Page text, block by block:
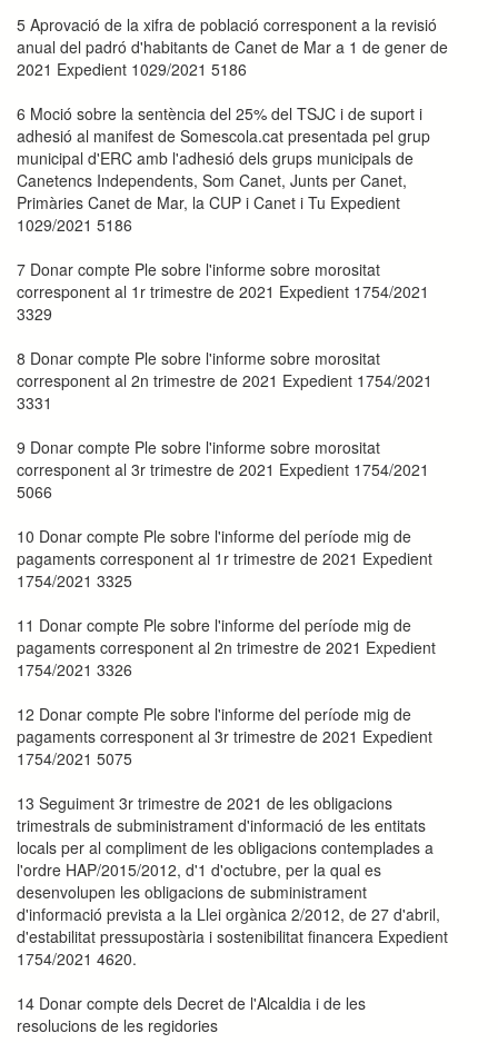
5 Aprovació de la xifra de població corresponent a la revisió
anual del padró d'habitants de Canet de Mar a 1 de gener de
2021 Expedient 1029/2021 5186
6 Moció sobre la sentència del 25% del TSJC i de suport i
adhesió al manifest de Somescola.cat presentada pel grup
municipal d'ERC amb l'adhesió dels grups municipals de
Canetencs Independents, Som Canet, Junts per Canet,
Primàries Canet de Mar, la CUP i Canet i Tu Expedient
1029/2021 5186
7 Donar compte Ple sobre l'informe sobre morositat
corresponent al 1r trimestre de 2021 Expedient 1754/2021
3329
8 Donar compte Ple sobre l'informe sobre morositat
corresponent al 2n trimestre de 2021 Expedient 1754/2021
3331
9 Donar compte Ple sobre l'informe sobre morositat
corresponent al 3r trimestre de 2021 Expedient 1754/2021
5066
10 Donar compte Ple sobre l'informe del període mig de
pagaments corresponent al 1r trimestre de 2021 Expedient
1754/2021 3325
11 Donar compte Ple sobre l'informe del període mig de
pagaments corresponent al 2n trimestre de 2021 Expedient
1754/2021 3326
12 Donar compte Ple sobre l'informe del període mig de
pagaments corresponent al 3r trimestre de 2021 Expedient
1754/2021 5075
13 Seguiment 3r trimestre de 2021 de les obligacions
trimestrals de subministrament d'informació de les entitats
locals per al compliment de les obligacions contemplades a
l'ordre HAP/2015/2012, d'1 d'octubre, per la qual es
desenvolupen les obligacions de subministrament
d'informació prevista a la Llei orgànica 2/2012, de 27 d'abril,
d'estabilitat pressupostària i sostenibilitat financera Expedient
1754/2021 4620.
14 Donar compte dels Decret de l'Alcaldia i de les
resolucions de les regidories